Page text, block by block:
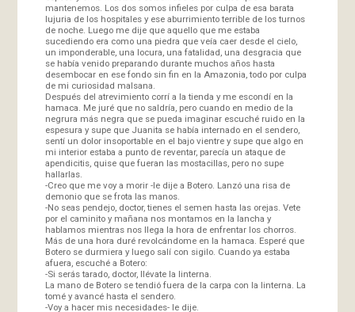
mantenemos. Los dos somos infieles por culpa de esa barata
lujuria de los hospitales y ese aburrimiento terrible de los turnos
de noche. Luego me dije que aquello que me estaba
sucediendo era como una piedra que veía caer desde el cielo,
un imponderable, una locura, una fatalidad, una desgracia que
se había venido preparando durante muchos años hasta
desembocar en ese fondo sin fin en la Amazonia, todo por culpa
de mi curiosidad malsana.
Después del atrevimiento corrí a la tienda y me escondí en la
hamaca. Me juré que no saldría, pero cuando en medio de la
negrura más negra que se pueda imaginar escuché ruido en la
espesura y supe que Juanita se había internado en el sendero,
sentí un dolor insoportable en el bajo vientre y supe que algo en
mi interior estaba a punto de reventar, parecía un ataque de
apendicitis, quise que fueran las mostacillas, pero no supe
hallarlas.
-Creo que me voy a morir -le dije a Botero. Lanzó una risa de
demonio que se frota las manos.
-No seas pendejo, doctor, tienes el semen hasta las orejas. Vete
por el caminito y mañana nos montamos en la lancha y
hablamos mientras nos llega la hora de enfrentar los chorros.
Más de una hora duré revolcándome en la hamaca. Esperé que
Botero se durmiera y luego salí con sigilo. Cuando ya estaba
afuera, escuché a Botero:
-Si serás tarado, doctor, llévate la linterna.
La mano de Botero se tendió fuera de la carpa con la linterna. La
tomé y avancé hasta el sendero.
-Voy a hacer mis necesidades- le dije.